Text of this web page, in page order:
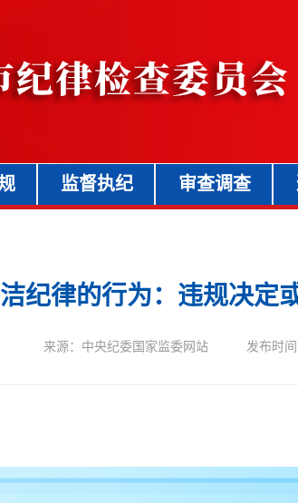
监督执纪 审查调查
纪律的行为：违规决定
来源：中央纪委国家监委网站 发布时间